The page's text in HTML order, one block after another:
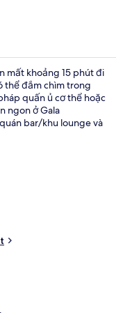
mất khoảng 15 phút đi
thể đắm chìm trong
quấn ủ cơ thể hoặc
ngon ở Gala
bar/khu lounge và